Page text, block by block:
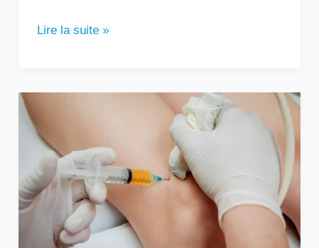
Lire la suite »
de
combien
de
temps
infiltration